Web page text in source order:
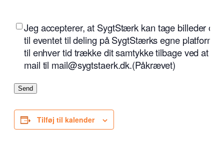
(Påkrævet)
Jeg accepterer, at SygtStærk kan tage billeder og
til eventet til deling på SygtStærks egne
til enhver tid trække dit samtykke tilbage ved at
mail til mail@sygtstaerk.dk.(Påkrævet)
Send
Tilføj til kalender